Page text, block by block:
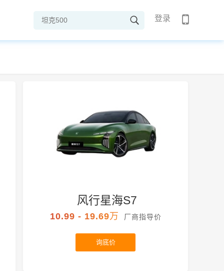
登录
风行星海S7
10.99 - 19.69万 厂商指导价
询底价